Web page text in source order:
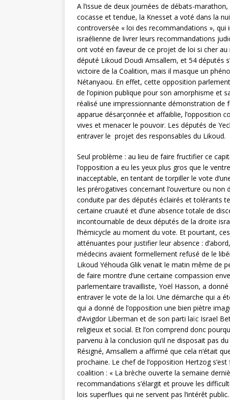
A l’issue de deux journées de débats-
cocasse et tendue, la Knesset a voté dans la
controversée « loi des recommandations »,
israélienne de livrer leurs recommandations
ont voté en faveur de ce projet de loi si cher
député Likoud Doudi Amsallem, et 54 députés
victoire de la Coalition, mais il masque un
Nétanyaou. En effet, cette opposition
de l’opinion publique pour son amorphisme et
réalisé une impressionnante démonstration de
apparue désarçonnée et affaiblie, l’opposition
vives et menacer le pouvoir. Les députés de
entraver le projet des responsables du Likoud.
Seul problème : au lieu de faire fructifier ce
l’opposition a eu les yeux plus gros que le
inacceptable, en tentant de torpiller le vote
les prérogatives concernant l’ouverture ou
conduite par des députés éclairés et tolérants
certaine cruauté et d’une absence totale de
incontournable de deux députés de la droite
l’hémicycle au moment du vote. Et pourtant,
atténuantes pour justifier leur absence :
médecins avaient formellement refusé de le
Likoud Yéhouda Glik venait le matin même de
de faire montre d’une certaine compassion
parlementaire travailliste, Yoël Hasson, a
entraver le vote de la loi. Une démarche qui a
qui a donné de l’opposition une bien piètre
d’Avigdor Liberman et de son parti laïc Israel
religieux et social. Et l’on comprend donc
parvenu à la conclusion qu’il ne disposait pas
Résigné, Amsallem a affirmé que cela n’était
prochaine. Le chef de l’opposition Hertzog
coalition : « La brèche ouverte la semaine
recommandations s’élargit et prouve les
lois superflues qui ne servent pas l’intérêt